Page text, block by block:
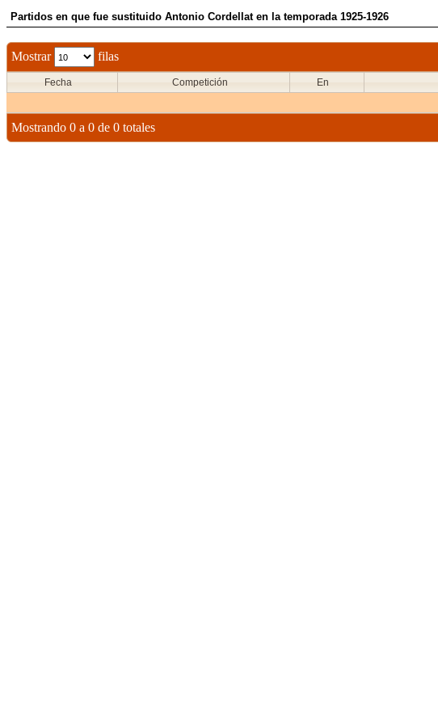
Partidos en que fue sustituido Antonio Cordellat en la temporada 1925-1926
Mostrar filas
Fecha Competición En
Mostrando 0 a 0 de 0 totales